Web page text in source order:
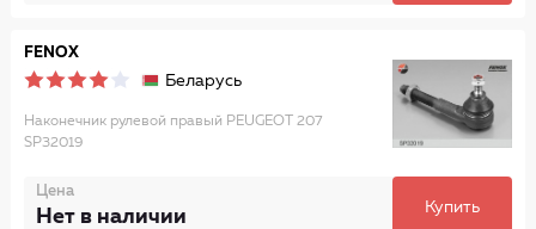
FENOX
Беларусь
Наконечник рулевой правый PEUGEOT 207
SP32019
Цена
Нет в наличии Купить